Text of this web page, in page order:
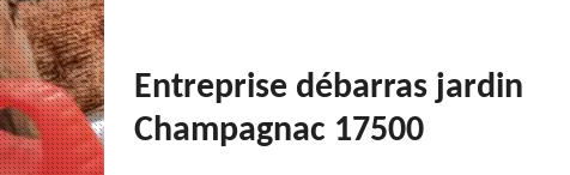
Entreprise débarras jardin
Champagnac 17500